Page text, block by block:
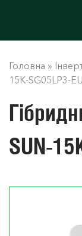
Головна »
15K-SG05LP3-
SUN-